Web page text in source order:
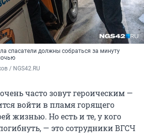
спасатели должны собраться за минуту
/ NGS42.RU
часто зовут героическим —
войти в пламя горящего
жизнью. Но есть и те, у кого
— это сотрудники ВГСЧ